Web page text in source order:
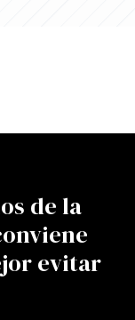
de la
evitar